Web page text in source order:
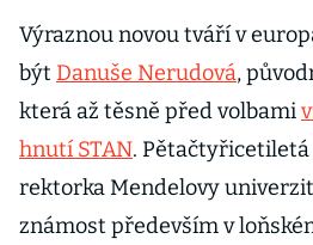
Výraznou novou tváří v
být Danuše Nerudová,
která až těsně před volbami
hnutí STAN. Pětačtyřicetiletá
rektorka Mendelovy
známost především v